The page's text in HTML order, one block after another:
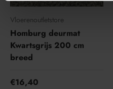
e
Vloerenoutletstore
Homburg deurmat
Kwartsgrijs 200 cm
breed
€16,40